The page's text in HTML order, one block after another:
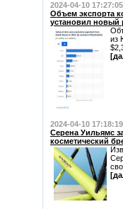
2024-04-10 17:27:05
Объем экспорта
установил новый
из
2024-04-10 17:18:19
Серена Уильямс
косметический